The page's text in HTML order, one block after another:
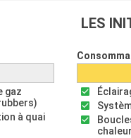
LES
gaz
à quai
chaleur